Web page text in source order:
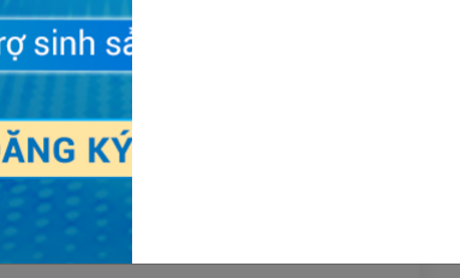
viện, gồm: phòng tiêu chuẩn, phòng riêng,
cho sản phụ cảm giác như đi nghỉ dưỡng.
khách mong muốn nâng hạng phòng sẽ
tính trong hóa đơn sau khi ra viện.